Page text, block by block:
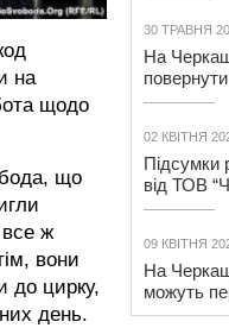
на
щодо
що
ж
вони
до цирку,
день.
30 ТРАВНЯ
На
02 КВІТНЯ
Підсумки
від ТОВ
09 КВІТНЯ
На
можуть